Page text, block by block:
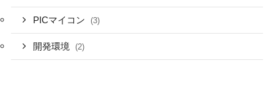
PICマイコン (3)
開発環境 (2)